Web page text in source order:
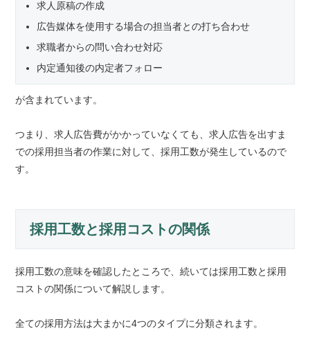
求人原稿の作成
広告媒体を使用する場合の担当者との打ち合わせ
求職者からの問い合わせ対応
内定通知後の内定者フォロー
が含まれています。
つまり、求人広告費がかかっていなくても、求人広告を出すま
での採用担当者の作業に対して、採用工数が発生しているので
す。
採用工数と採用コストの関係
採用工数の意味を確認したところで、続いては採用工数と採用
コストの関係について解説します。
全ての採用方法は大まかに4つのタイプに分類されます。